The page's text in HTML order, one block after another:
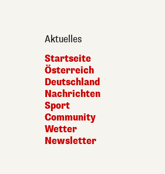
Aktuelles
Startseite
Österreich
Deutschland
Nachrichten
Sport
Community
Wetter
Newsletter